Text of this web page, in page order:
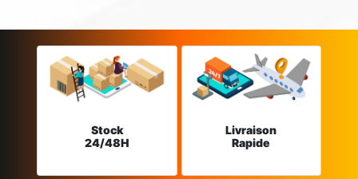
Stock
24/48H
Livraison
Rapide